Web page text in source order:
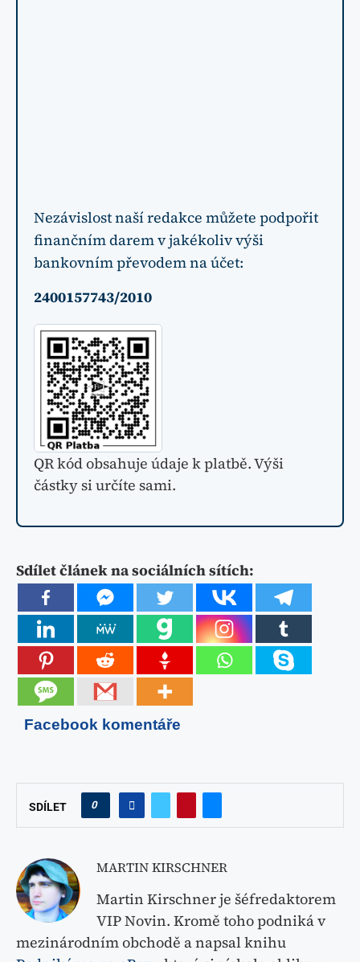
QR kód obsahuje údaje k platbě. Výši
částky si určíte sami.
Sdílet článek na sociálních sítích:
Facebook komentáře
SDÍLET 0
Martin Kirschner je šéfredaktorem
VIP Novin. Kromě toho podniká v
Podnikáme na eBay, která si získala oblibu u
mnoha podnikatelů. Věnuje se také tradingu,
investování do akcií a je milovníkem
kryptoměn. Ve volném čase rád cestuje a
poznává nové země.